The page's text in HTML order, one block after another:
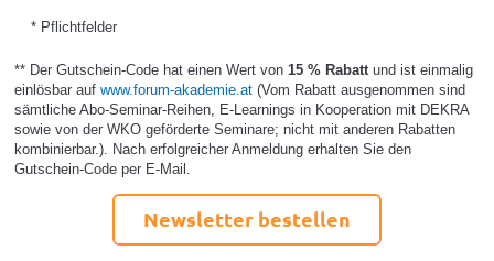
* Pflichtfelder
** Der Gutschein-Code hat einen Wert von 15 % Rabatt und ist einmalig
einlösbar auf www.forum-akademie.at(Vom Rabatt ausgenommen sind
sämtliche Abo-Seminar-Reihen, E-Learnings in Kooperation mit DEKRA
sowie von der WKO geförderte Seminare; nicht mit anderen Rabatten
kombinierbar.). Nach erfolgreicher Anmeldung erhalten Sie den
Gutschein-Code per E-Mail.
Newsletter bestellen